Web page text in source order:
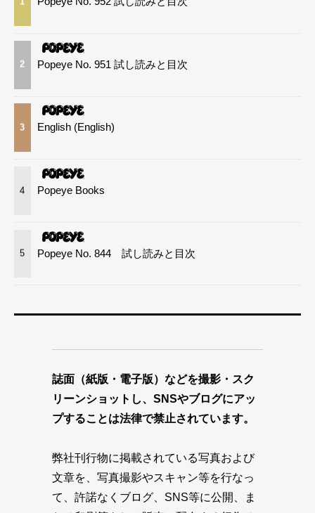
2 Popeye No. 951 試し読みと目次
3 English (English)
4 Popeye Books
5 Popeye No. 844 試し読みと目次
誌面（紙版・電子版）などを撮影・スク
リーンショットし、SNSやブログにアッ
プすることは法律で禁止されています。
弊社刊行物に掲載されている写真および
文章を、写真撮影やスキャン等を行なっ
て、許諾なくブログ、SNS等に公開、ま